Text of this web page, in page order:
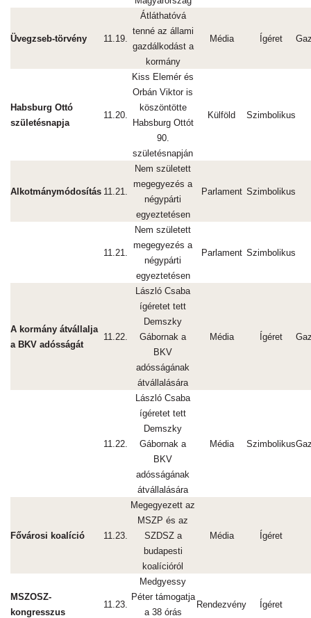
Üvegzseb-törvény 11.19.
Átláthatóvá
tenné az állami
gazdálkodást a
kormány
Média Ígéret
Habsburg Ottó
születésnapja
11.20.
Kiss Elemér és
Orbán Viktor is
köszöntötte
Habsburg Ottót
90.
születésnapján
Külföld Szimbolikus
Alkotmánymódosítás 11.21.
Nem született
megegyezés a
négypárti
egyeztetésen
Parlament Szimbolikus
11.21.
Nem született
megegyezés a
négypárti
egyeztetésen
Parlament Szimbolikus
A kormány átvállalja
a BKV adósságát
11.22.
László Csaba
ígéretet tett
Demszky
Gábornak a
BKV
adósságának
átvállalására
Média Ígéret
11.22.
László Csaba
ígéretet tett
Demszky
Gábornak a
BKV
adósságának
átvállalására
Média Szimbolikus
Fővárosi koalíció 11.23.
Megegyezett az
MSZP és az
SZDSZ a
budapesti
koalícióról
Média Ígéret
MSZOSZ-
kongresszus
11.23.
Medgyessy
Péter támogatja
a 38 órás
Rendezvény Ígéret